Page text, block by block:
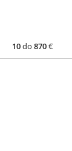
10do 870€